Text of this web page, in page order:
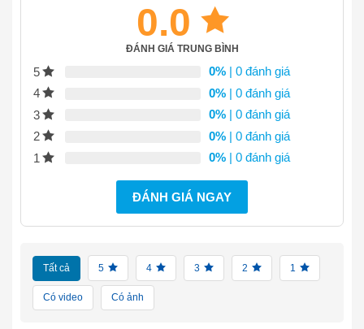
0.0
ĐÁNH GIÁ TRUNG BÌNH
5 0% | 0 đánh giá
4
0% | 0 đánh giá
3
0% | 0 đánh giá
2
0% | 0 đánh giá
1
0% | 0 đánh giá
ĐÁNH GIÁ NGAY
Tất cả 5 4 3 2 1
Có video Có ảnh